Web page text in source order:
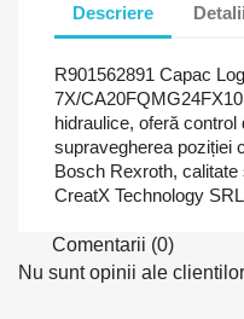
Descriere Detalii
R901562891 Capac
7X/
hidraulice, oferă
supravegherea poziției
Bosch Rexroth,
CreatX Technology
Comentarii (0)
Nu sunt opinii ale